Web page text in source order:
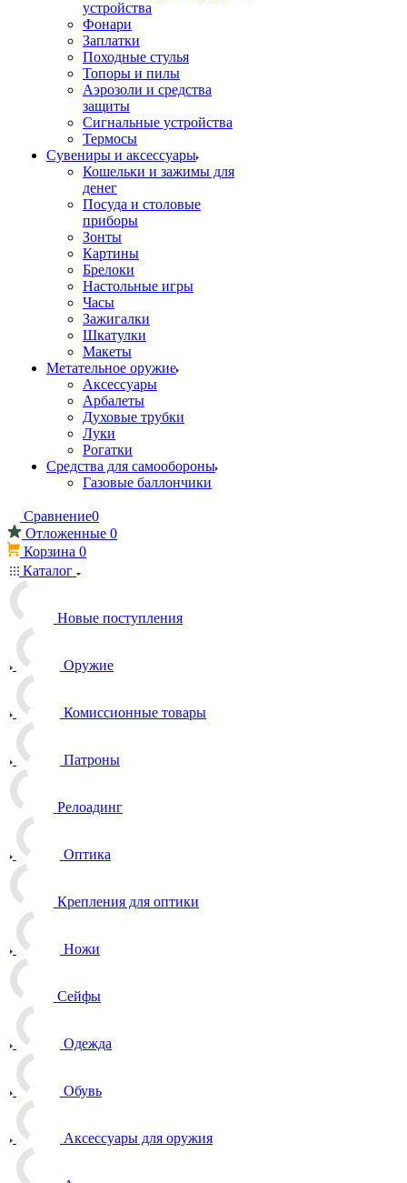
устройства
Фонари
Заплатки
Походные стулья
Топоры и пилы
Аэрозоли и средства
защиты
Сигнальные устройства
Термосы
Сувениры и аксессуары
Кошельки и зажимы для
денег
Посуда и столовые
приборы
Зонты
Картины
Брелоки
Настольные игры
Часы
Зажигалки
Шкатулки
Макеты
Метательное оружие
Аксессуары
Арбалеты
Духовые трубки
Луки
Рогатки
Средства для самообороны
Газовые баллончики
Сравнение0
Отложенные 0
Корзина 0
Каталог
Новые поступления
Оружие
Комиссионные товары
Патроны
Релоадинг
Оптика
Крепления для оптики
Ножи
Сейфы
Одежда
Обувь
Аксессуары для оружия